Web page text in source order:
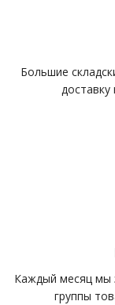
Большие
Каждый месяц мы
группы